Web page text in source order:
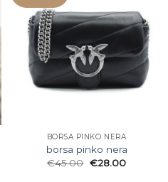
BORSA PINKO NERA
borsa pinko nera
€45.00 €28.00